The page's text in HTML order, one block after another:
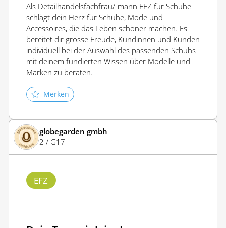
Als Detailhandelsfachfrau/-mann EFZ für Schuhe
schlägt dein Herz für Schuhe, Mode und
Accessoires, die das Leben schöner machen. Es
bereitet dir grosse Freude, Kundinnen und Kunden
individuell bei der Auswahl des passenden Schuhs
mit deinem fundierten Wissen über Modelle und
Marken zu beraten.
Merken
globegarden gmbh
2 / G17
EFZ